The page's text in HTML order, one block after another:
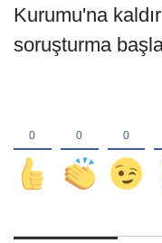
Kurumu'na
soruşturma